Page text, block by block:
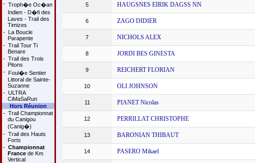
- Troph�e Oc�an
Indien - D�fi des
Laves - Trail des
Timizes
- La Boucle
Parapente
- Trail Tour Ti
Benare
- Trail des Trois
Pitons
- Foul�e Sentier
Littoral de Sainte-
Suzanne
- ULTRA
CiMaSaRun
Hors Réunion
- Trail Championnat
du Canigou
(Canig�)
- Trail des Hauts
Forts
- Championnat
Francede Km
Vertical
5 HAUGSNES EIRIK DAGSS NN
6 ZAGO DIDIER
7 NICHOLS ALEX
8 JORDI BES GINESTA
9 REICHERT FLORIAN
10 OLI JOHNSON
11 PIANET Nicolas
12 PERRILLAT CHRISTOPHE
13 BARONIAN THIBAUT
14 PASERO Mikael